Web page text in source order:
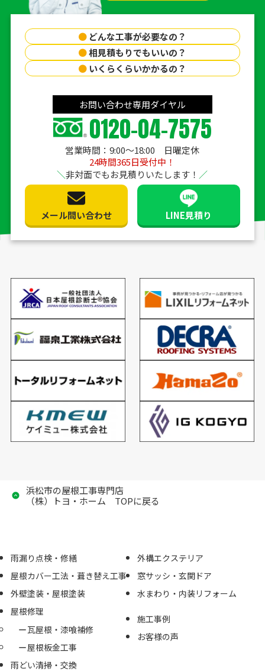
● どんな工事が必要なの？
●相見積もりでもいいの？
● いくらくらいかかるの？
お問い合わせ専用ダイヤル
0120-04-7575
営業時間：9:00〜18:00 日曜定休
24時間365日受付中！
非対面でもお見積りいたします！
メール問い合わせ LINE見積り
浜松市の屋根工事専門店
（株）トヨ・ホーム TOPに戻る
雨漏り点検・修繕
屋根カバー工法・葺き替え工事
外壁塗装・屋根塗装
屋根修理
瓦屋根・漆喰補修
屋根板金工事
雨どい清掃・交換
外構エクステリア
窓サッシ・玄関ドア
水まわり・内装リフォーム
施工事例
お客様の声